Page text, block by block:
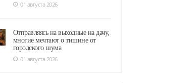
01 августа 2026
Отправляясь на выходные на дачу,
многие мечтают о тишине от
городского шума
01 августа 2026